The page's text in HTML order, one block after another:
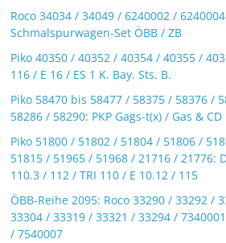
Roco 34034 / 34049 / 6240002 /
Schmalspurwagen-Set ÖBB / ZB
Piko 40350 / 40352 / 40354 / 40355 /
116 / E 16 / ES 1 K. Bay. Sts. B.
Piko 58470 bis 58477 / 58375 / 58376 /
58286 / 58290: PKP Gags-t(x) / Gas & CD
Piko 51800 / 51802 / 51804 / 51806 /
51815 / 51965 / 51968 / 21716 / 21776:
110.3 / 112 / TRI 110 / E 10.12 / 115
ÖBB-Reihe 2095: Roco 33290 / 33292 /
33304 / 33319 / 33321 / 33294 /
/ 7540007